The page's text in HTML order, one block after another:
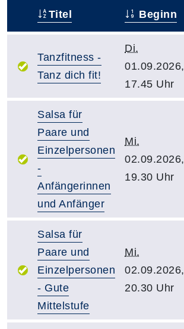
Titel Beginn
Tanzfitness -
Tanz dich fit!
Di.
01.09.2026,
17.45 Uhr
Salsa für
Paare und
Einzelpersonen
-
Anfängerinnen
und Anfänger
Mi.
02.09.2026,
19.30 Uhr
Salsa für
Paare und
Einzelpersonen
- Gute
Mittelstufe
Mi.
02.09.2026,
20.30 Uhr